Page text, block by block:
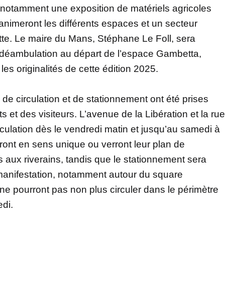
une exposition de matériels agricoles
les différents espaces et un secteur
Le maire du Mans, Stéphane Le Foll, sera
au départ de l’espace Gambetta,
originalités de cette édition 2025.
circulation et de stationnement ont été prises
et des visiteurs. L’avenue de la Libération et la rue
dès le vendredi matin et jusqu’au samedi à
en sens unique ou verront leur plan de
aux riverains, tandis que le stationnement sera
notamment autour du square
pourront pas non plus circuler dans le périmètre